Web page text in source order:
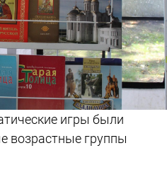
игры были
возрастные группы